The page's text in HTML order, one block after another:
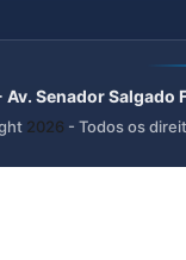
Senador
2026 - Todos os